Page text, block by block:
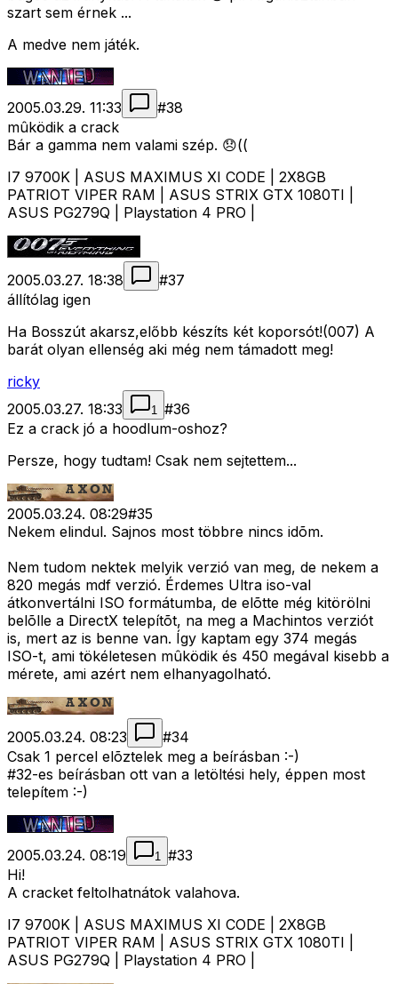
szart sem érnek ...
A medve nem játék.
2005.03.29. 11:33 #38
mûködik a crack
Bár a gamma nem valami szép. 😞((
I7 9700K | ASUS MAXIMUS XI CODE | 2X8GB
PATRIOT VIPER RAM | ASUS STRIX GTX 1080TI |
ASUS PG279Q | Playstation 4 PRO |
2005.03.27. 18:38 #37
állítólag igen
Ha Bosszút akarsz,előbb készíts két koporsót!(007) A
barát olyan ellenség aki még nem támadott meg!
ricky
2005.03.27. 18:33
1 #36
Ez a crack jó a hoodlum-oshoz?
Persze, hogy tudtam! Csak nem sejtettem...
2005.03.24. 08:29#35
Nekem elindul. Sajnos most többre nincs idõm.
Nem tudom nektek melyik verzió van meg, de nekem a
820 megás mdf verzió. Érdemes Ultra iso-val
átkonvertálni ISO formátumba, de elõtte még kitörölni
belõlle a DirectX telepítõt, na meg a Machintos verziót
is, mert az is benne van. Így kaptam egy 374 megás
ISO-t, ami tökéletesen mûködik és 450 megával kisebb a
mérete, ami azért nem elhanyagolható.
2005.03.24. 08:23 #34
Csak 1 percel elõztelek meg a beírásban :-)
#32-es beírásban ott van a letöltési hely, éppen most
telepítem :-)
2005.03.24. 08:19 1 #33
Hi!
A cracket feltolhatnátok valahova.
I7 9700K | ASUS MAXIMUS XI CODE | 2X8GB
PATRIOT VIPER RAM | ASUS STRIX GTX 1080TI |
ASUS PG279Q | Playstation 4 PRO |